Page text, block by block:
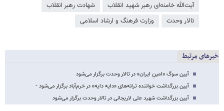
آیت‌الله خامنه‌ای رهبر شهید انقلاب
شهادت رهبر انقلاب
تالار وحدت
وزارت فرهنگ و ارشاد اسلامی
خبرهای مرتبط
آیین سوگ «امینِ ایران» در تالار وحدت برگزار می‌شود
آیین بزرگداشت خواننده ترانه‌های «دایه‌ دایه» در خرم‌آباد برگزار می‌شود -
آیین بزرگداشت شهید علی لاریجانی در تالار وحدت برگزار می‌شود